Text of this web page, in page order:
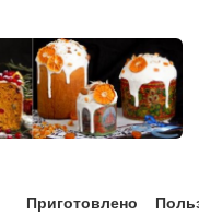
Приготовлено